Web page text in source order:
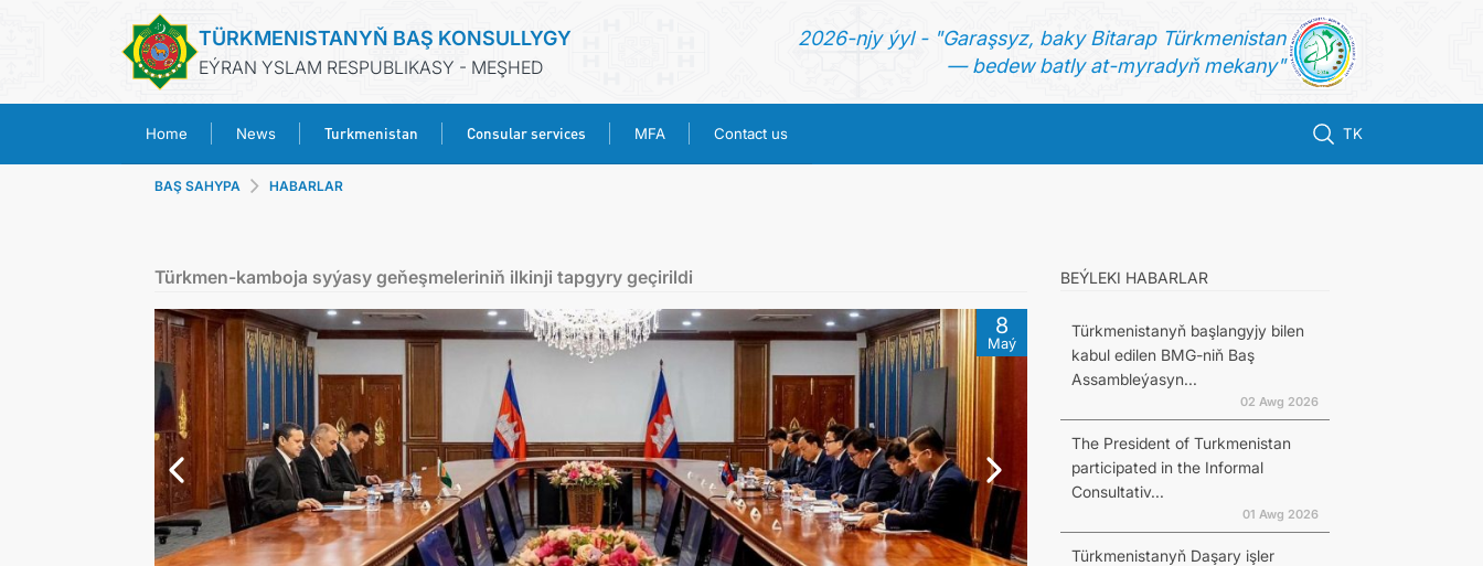
TÜRKMENISTANYŇ BAŞ KONSULLYGY
EÝRAN YSLAM RESPUBLIKASY - MEŞHED
2026-njy ýyl - "Garaşsyz, baky Bitarap Türkmenistan
— bedew batly at-myradyň mekany"
Home News Turkmenistan Consular services MFA Contact us TK
TURKMENISTAN
CONSULAR SERVICES
MFA
CONTACT US
BAŞ SAHYPA HABARLAR
Türkmen-kamboja syýasy geňeşmeleriniň ilkinji tapgyry geçirildi
8
Maý
BEÝLEKI HABARLAR
Türkmenistanyň başlangyjy bilen
kabul edilen BMG-niň Baş
Assambleýasyn...
02 Awg 2026
The President of Turkmenistan
participated in the Informal
Consultativ...
01 Awg 2026
Türkmenistanyň Daşary işler